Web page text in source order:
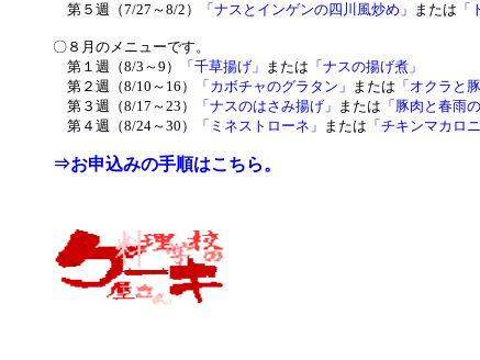
第５週（7/27～8/2）
「ナスとインゲンの四川風炒め」 または
〇８月のメニューです。
第１週（8/3～9）
「千草揚げ」 または 「ナスの揚げ煮」
第２週（8/10～16）
「カボチャのグラタン」 または 「オクラと
第３週（8/17～23）
「ナスのはさみ揚げ」 または 「豚肉と春雨
第４週（8/24～30）
「ミネストローネ」 または 「チキンマカロ
⇒お申込みの手順はこちら。